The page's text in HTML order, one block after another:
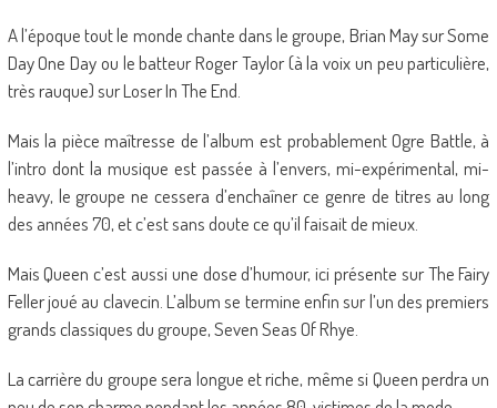
A l’époque tout le monde chante dans le groupe, Brian May sur Some
Day One Day ou le batteur Roger Taylor (à la voix un peu particulière,
très rauque) sur Loser In The End.
Mais la pièce maîtresse de l’album est probablement Ogre Battle, à
l’intro dont la musique est passée à l’envers, mi-expérimental, mi-
heavy, le groupe ne cessera d’enchaîner ce genre de titres au long
des années 70, et c’est sans doute ce qu’il faisait de mieux.
Mais Queen c’est aussi une dose d’humour, ici présente sur The Fairy
Feller joué au clavecin. L’album se termine enfin sur l’un des premiers
grands classiques du groupe, Seven Seas Of Rhye.
La carrière du groupe sera longue et riche, même si Queen perdra un